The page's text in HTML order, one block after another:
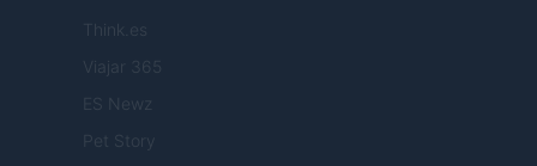
Think.es
Viajar 365
ES Newz
Pet Story